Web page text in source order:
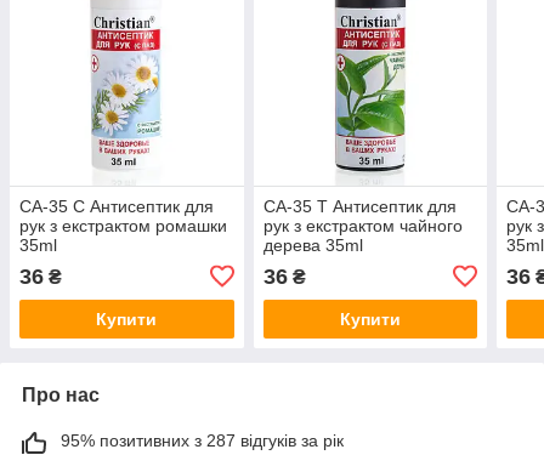
CA-35 C Антисептик для
рук з екстрактом ромашки
35ml
36 ₴
Купити
CA-35 T Антисептик для
рук з екстрактом чайного
дерева 35ml
36₴
Купити
CA-
рук
35ml
36
Про нас
95% позитивних з 287 відгуків за рік